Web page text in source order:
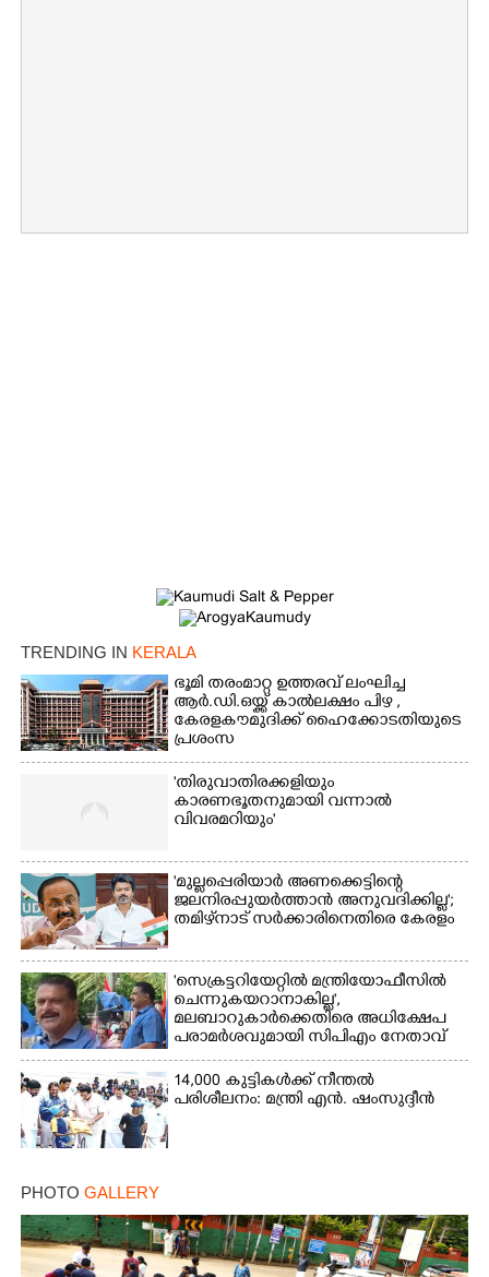
TRENDING IN KERALA
ഭൂമി തരംമാറ്റ ഉത്തരവ് ലംഘിച്ച
ആർ.ഡി.ഒയ്ക്ക് കാൽലക്ഷം പിഴ ,​
കേരളകൗമുദിക്ക് ഹൈക്കോടതിയുടെ
പ്രശംസ
'തിരുവാതിരക്കളിയും
കാരണഭൂതനുമായി വന്നാൽ
വിവരമറിയും '
'മുല്ലപ്പെരിയാർ അണക്കെട്ടിന്റെ
ജലനിരപ്പുയർത്താൻ അനുവദിക്കില്ല';
തമിഴ്‌നാട് സർക്കാരിനെതിരെ കേരളം
'സെക്രട്ടറിയേറ്റിൽ മന്ത്രിയോഫീസിൽ
ചെന്നുകയറാനാകില്ല',
മലബാറുകാർക്കെതിരെ അധിക്ഷേപ
പരാമർശവുമായി സിപിഎം നേതാവ്‌
14,000 കുട്ടികൾക്ക് നീന്തൽ
പരിശീലനം: മന്ത്രി എൻ. ഷംസുദ്ദീൻ
PHOTO GALLERY